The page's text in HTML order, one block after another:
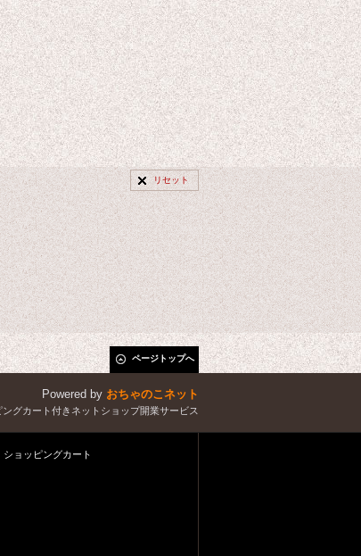
リセット
ページトップへ
Powered by おちゃのこネット
グカート付きネットショップ開業サービス
ショッピングカート